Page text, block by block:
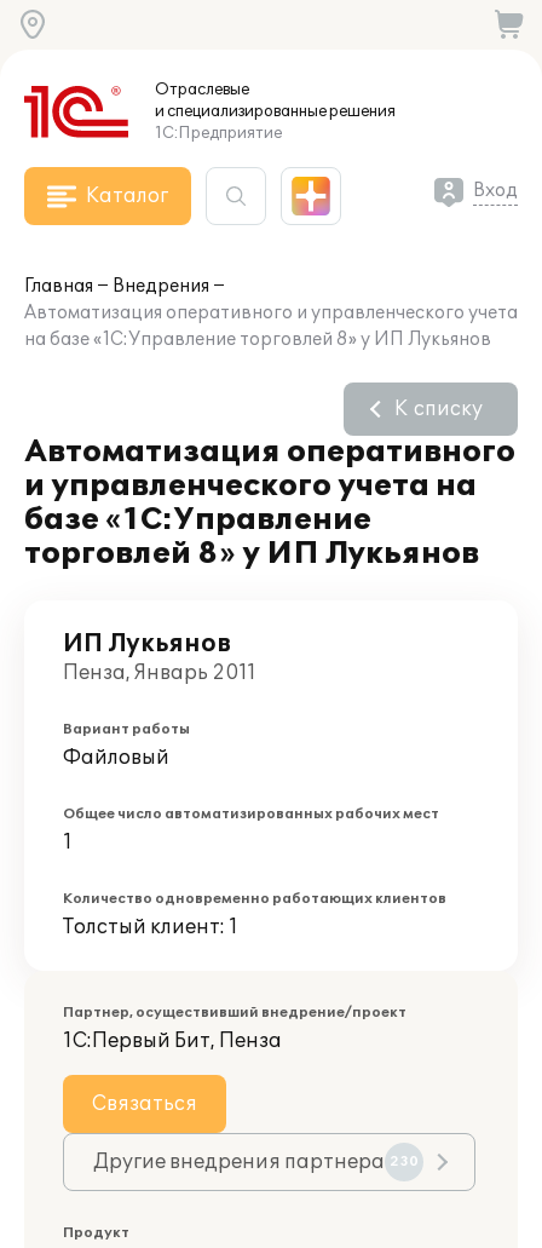
Отраслевые
и специализированныерешения
1С:Предприятие
Каталог Вход
Главная
Внедрения
Автоматизация оперативного и управленческого учета
на базе «1С:Управление торговлей 8» у ИП Лукьянов
Автоматизация оперативного
и управленческого учета на
базе «1С:Управление
торговлей 8» у ИП Лукьянов
К списку
ИП Лукьянов
Пенза, Январь 2011
Вариант работы
Файловый
Общее число автоматизированных рабочих мест
1
Количество одновременно работающих клиентов
Толстый клиент: 1
Партнер, осуществивший внедрение/проект
1С:Первый Бит, Пенза
Связаться
Другие внедрения партнера 230
Продукт